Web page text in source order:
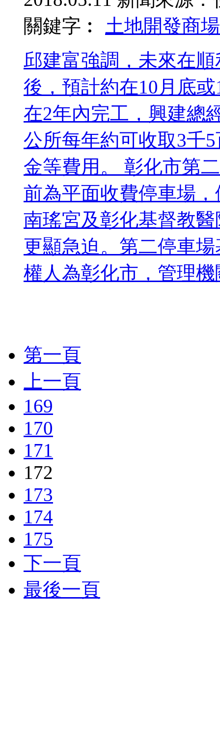
關鍵字︰ 土地開發商場
邱建富強調，未來在
後，預計約在10月底
在2年內完工，興建總
公所每年約可收取3千
金等費用。 彰化市第
前為平面收費停車場
南瑤宮及彰化基督教
更顯急迫。第二停車
權人為彰化市，管理
第一頁
上一頁
169
170
171
172
173
174
175
下一頁
最後一頁